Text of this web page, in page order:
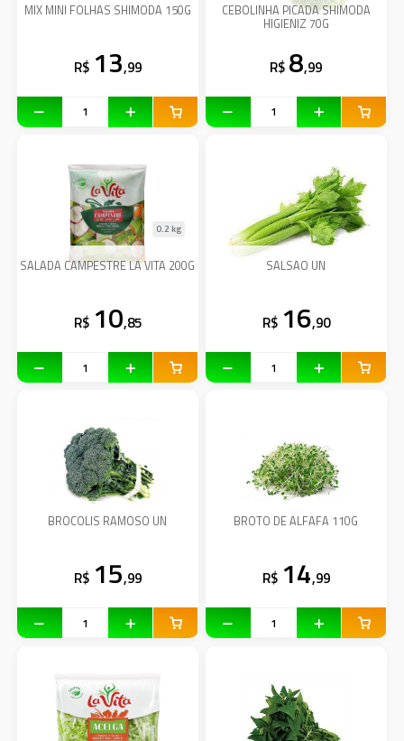
MIX MINI FOLHAS SHIMODA 150G
R$ 13,99
CEBOLINHA PICADA SHIMODA
HIGIENIZ 70G
R$ 8,99
SALADA CAMPESTRE LA VITA 200G
0.2 kg
R$ 10,85
SALSAO UN
R$ 16,90
BROCOLIS RAMOSO UN
R$ 15,99
BROTO DE ALFAFA 110G
R$ 14,99